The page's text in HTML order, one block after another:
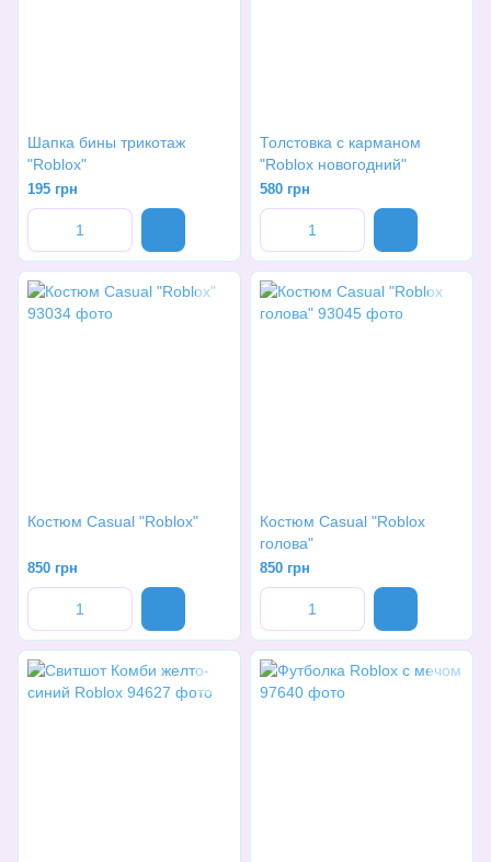
Шапка бины трикотаж
"Roblox"
195 грн
Толстовка с карманом
"Roblox новогодний"
580 грн
Костюм Casual "Roblox"
850 грн
Костюм Casual "Roblox
голова"
850 грн